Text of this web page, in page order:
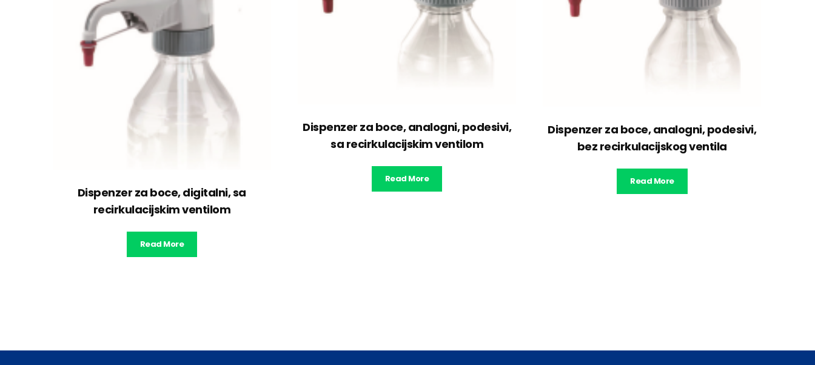
Dispenzer za boce, digitalni, sa
recirkulacijskim ventilom
Read More
Dispenzer za boce, analogni, podesivi,
sa recirkulacijskim ventilom
Read More
Dispenzer za boce, analogni, podesivi,
bez recirkulacijskog ventila
Read More